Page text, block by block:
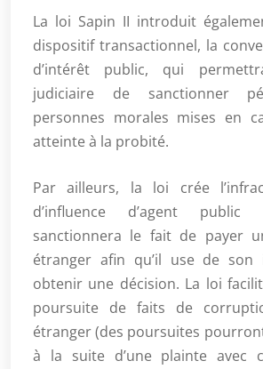
La loi Sapin II introduit
dispositif transactionnel, la
d’intérêt public, qui
judiciaire de sanctionner
personnes morales mises en
atteinte à la probité.
Par ailleurs, la loi crée
d’influence d’agent
sanctionnera le fait de payer
étranger afin qu’il use de son
obtenir une décision. La loi
poursuite de faits de
étranger (des poursuites
à la suite d’une plainte avec